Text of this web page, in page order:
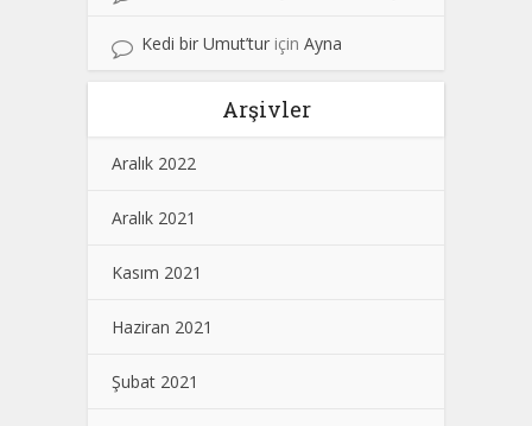
Kedi bir Umut’tur için Ayna
Arşivler
Aralık 2022
Aralık 2021
Kasım 2021
Haziran 2021
Şubat 2021